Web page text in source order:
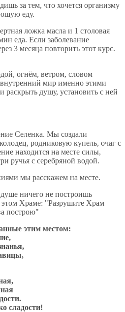
за тем, что хочется организму
еду.
ложка масла и 1 столовая
еда. Если заболевание
3 месяца повторить этот курс.
огнём, ветром, словом
мир именно этими
раскрыть душу, установить с ней
Селенка. Мы создали
родниковую купель, очаг с
находится на месте силы,
ручья с серебряной водой.
мы расскажем на месте.
ничего не построишь
этом Храме: "Разрушите Храм
построю"
этим местом:
сладости!